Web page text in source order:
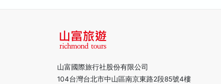
山富國際旅行社股份有限公司
104台灣台北市中山區南京東路2段85號4樓